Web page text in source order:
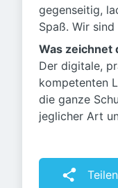
gegenseitig,
Spaß. Wir
Was zeichnet
Der digitale,
kompetenten
die ganze
jeglicher Art
Teilen